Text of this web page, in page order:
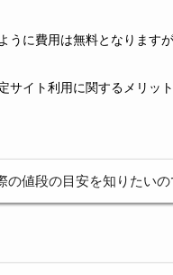
に費用は無料となります
サイト利用に関するメリッ
の値段の目安を知りたい